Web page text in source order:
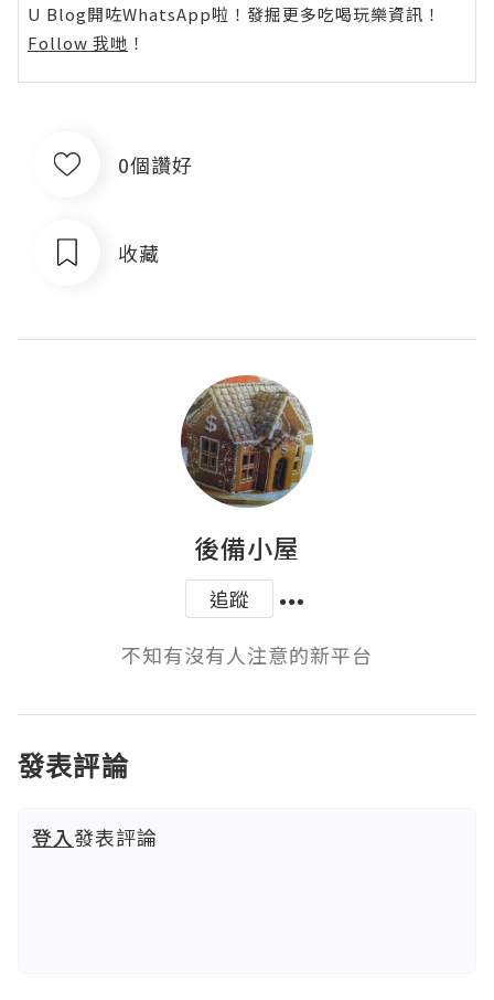
U Blog開咗WhatsApp啦！發掘更多吃喝玩樂資訊！
Follow 我哋 ！
0個讚好
收藏
後備小屋
追蹤
不知有沒有人注意的新平台
發表評論
登入發表評論